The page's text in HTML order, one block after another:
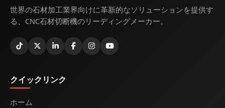
世界の石材加工業界向けに革新的なソリューションを提供す
る、CNC石材切断機のリーディングメーカー。
クイックリンク
ホーム